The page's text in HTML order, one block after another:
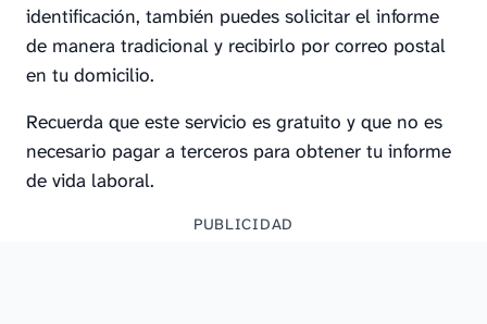
identificación, también puedes solicitar el informe
de manera tradicional y recibirlo por correo postal
en tu domicilio.
Recuerda que este servicio es gratuito y que no es
necesario pagar a terceros para obtener tu informe
de vida laboral.
PUBLICIDAD